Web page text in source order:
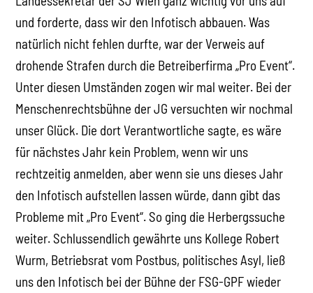
und forderte, dass wir den Infotisch abbauen. Was
natürlich nicht fehlen durfte, war der Verweis auf
drohende Strafen durch die Betreiberfirma „Pro Event“.
Unter diesen Umständen zogen wir mal weiter. Bei der
Menschenrechtsbühne der JG versuchten wir nochmal
unser Glück. Die dort Verantwortliche sagte, es wäre
für nächstes Jahr kein Problem, wenn wir uns
rechtzeitig anmelden, aber wenn sie uns dieses Jahr
den Infotisch aufstellen lassen würde, dann gibt das
Probleme mit „Pro Event“. So ging die Herbergssuche
weiter. Schlussendlich gewährte uns Kollege Robert
Wurm, Betriebsrat vom Postbus, politisches Asyl, ließ
uns den Infotisch bei der Bühne der FSG-GPF wieder